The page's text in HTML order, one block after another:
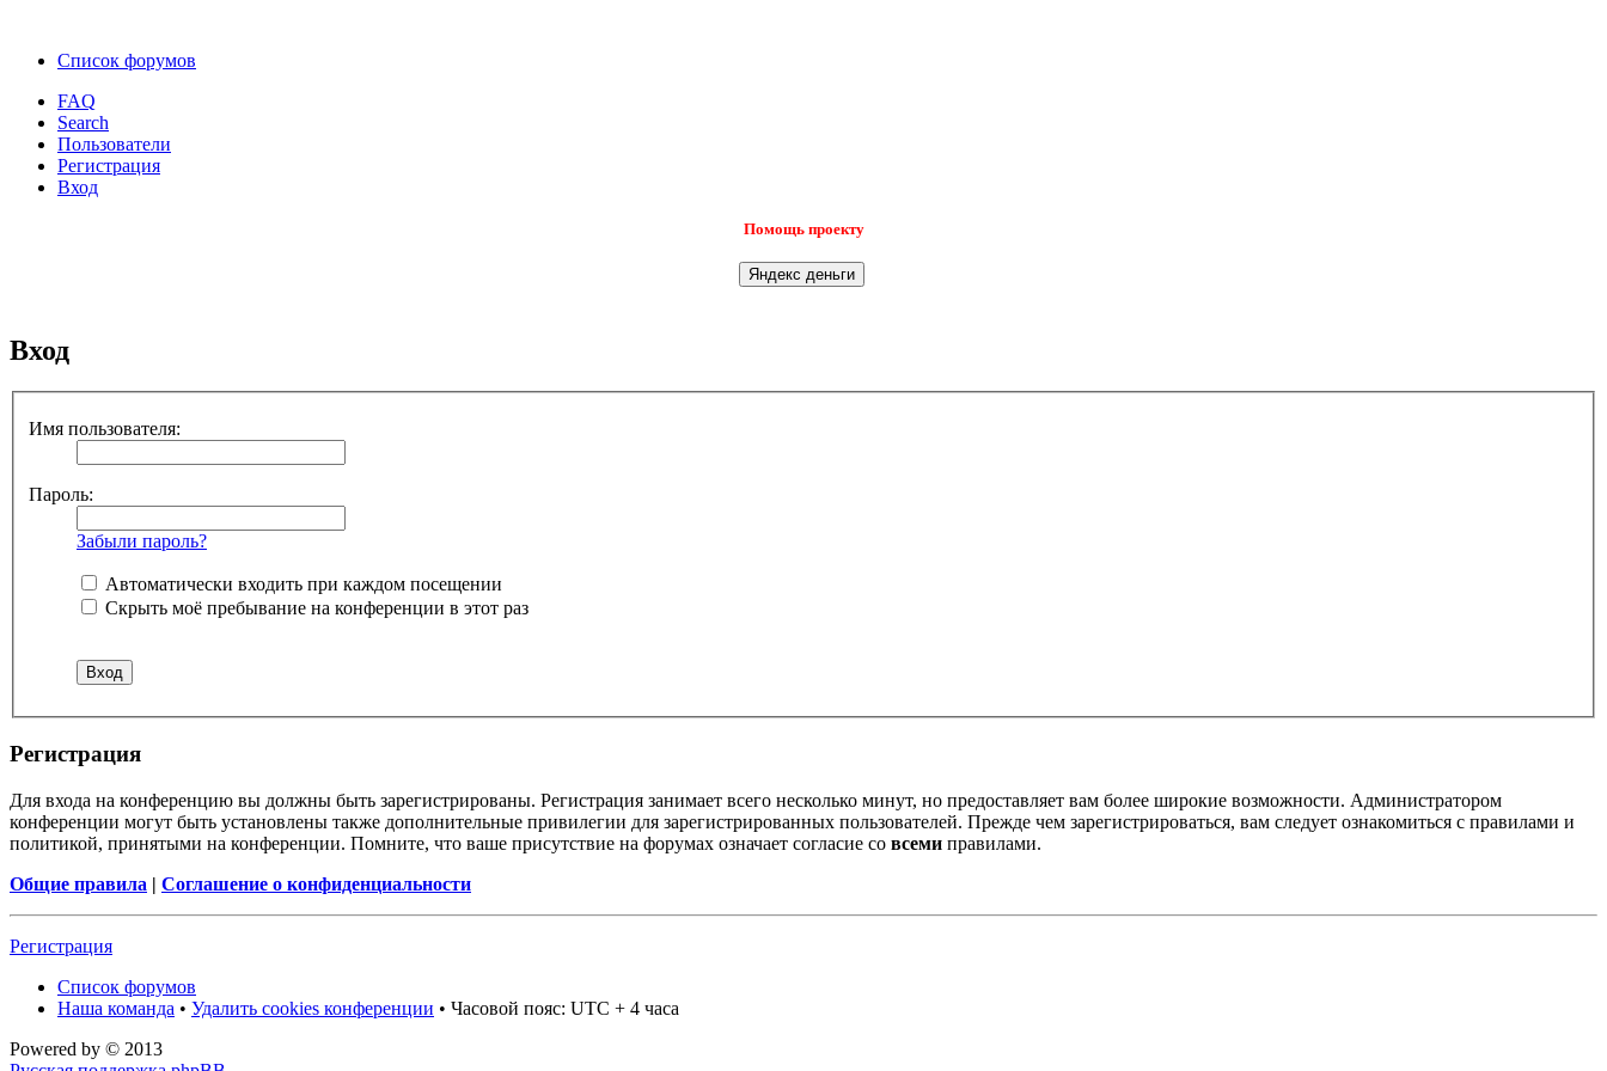
Список форумов
FAQ
Search
Пользователи
Регистрация
Вход
Помощь проекту
Вход
Имя пользователя:
Пароль:
Забыли пароль?
Автоматически входить при каждом посещении
Скрыть моё пребывание на конференции в этот раз
Регистрация
Для входа на конференцию вы должны быть зарегистрированы. Регистрация занимает всего несколько минут, но предоставляет вам более широкие возможности. Администратором
конференции могут быть установлены также дополнительные привилегии для зарегистрированных пользователей. Прежде чем зарегистрироваться, вам следует ознакомиться с правилами и
политикой, принятыми на конференции. Помните, что ваше присутствие на форумах означает согласие со всеми правилами.
Общие правила | Соглашение о конфиденциальности
Регистрация
Список форумов
Наша команда • Удалить cookies конференции • Часовой пояс: UTC + 4 часа
Powered by © 2013